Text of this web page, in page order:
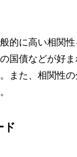
的に高い相関
国債などが好
また、相関性
ド